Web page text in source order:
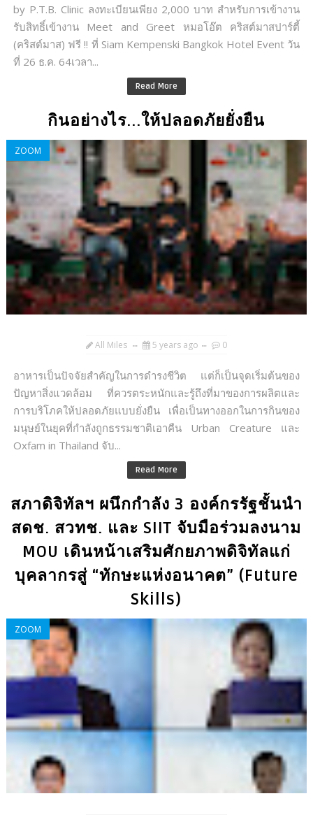
by P.T.B. Clinic ลงทะเบียนเพียง 2,000 บาท สําหรับการเข้างาน
รับสิทธิ์เข้างาน Meet and Greet หมอโอ๊ต คริสต์มาสปาร์ตี้
(คริสต์มาส) ฟรี !! ที่ Siam Kempenski Bangkok Hotel Event วัน
ที่ 26 ธ.ค. 64เวลา...
Read More
กินอย่างไร...ให้ปลอดภัยยั่งยืน
ZOOM
All Miles 5 years ago 0
อาหารเป็นปัจจัยสำคัญในการดำรงชีวิต แต่ก็เป็นจุดเริ่มต้นของ
ปัญหาสิ่งแวดล้อม ที่ควรตระหนักและรู้ถึงที่มาของการผลิตและ
การบริโภคให้ปลอดภัยแบบยั่งยืน เพื่อเป็นทางออกในการกินของ
มนุษย์ในยุคที่กำลังถูกธรรมชาติเอาคืน Urban Creature และ
Oxfam in Thailand จับ...
Read More
สภาดิจิทัลฯ ผนึกกำลัง 3 องค์กรรัฐชั้นนำ
สดช. สวทช. และ SIIT จับมือร่วมลงนาม
MOU เดินหน้าเสริมศักยภาพดิจิทัลแก่
บุคลากรสู่ “ทักษะแห่งอนาคต” (Future
Skills)
ZOOM